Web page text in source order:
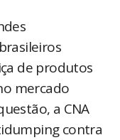
de produtos
mercado
a CNA
contra